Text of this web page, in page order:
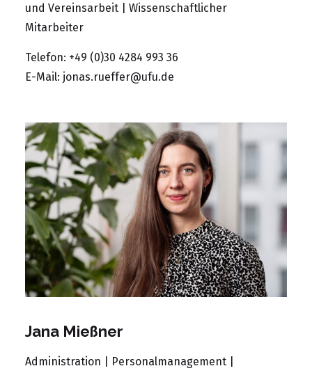
und Vereinsarbeit | Wissenschaftlicher
Mitarbeiter
Telefon: +49 (0)30 4284 993 36
E-Mail: jonas.rueffer@ufu.de
Jana Mießner
Administration | Personalmanagement |